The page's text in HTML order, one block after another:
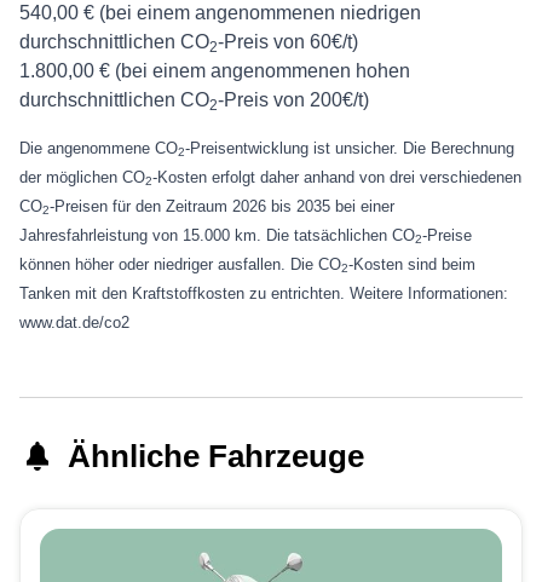
540,00 € (bei einem angenommenen niedrigen
durchschnittlichen CO2-Preis von 60€/t)
1.800,00 € (bei einem angenommenen hohen
durchschnittlichen CO2-Preis von 200€/t)
Die angenommene CO2-Preisentwicklung ist unsicher. Die Berechnung
der möglichen CO2-Kosten erfolgt daher anhand von drei verschiedenen
CO2-Preisen für den Zeitraum 2026 bis 2035 bei einer
Jahresfahrleistung von 15.000 km. Die tatsächlichen CO2-Preise
können höher oder niedriger ausfallen. Die CO2-Kosten sind beim
Tanken mit den Kraftstoffkosten zu entrichten. Weitere Informationen:
www.dat.de/co2
Ähnliche Fahrzeuge